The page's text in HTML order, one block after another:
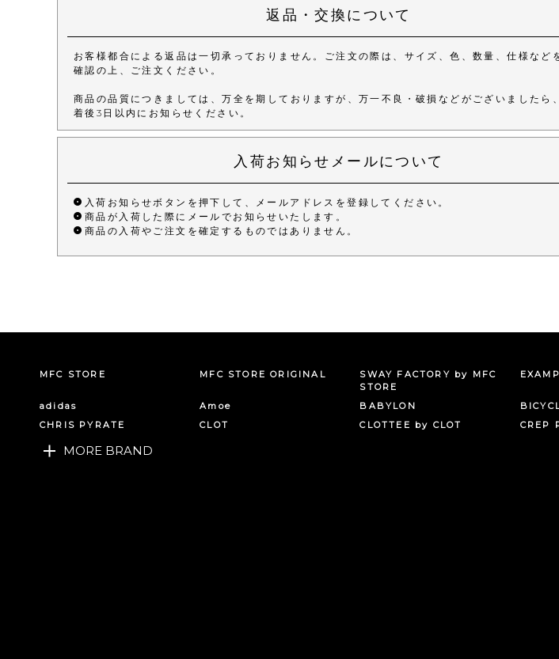
返品・交換について
お客様都合による返品は一切承っておりません。ご注文の際は、サイズ、色、数量、仕様など
確認の上、ご注文ください。
商品の品質につきましては、万全を期しておりますが、万一不良・破損などがございましたら
着後3日以内にお知らせください。
入荷お知らせメールについて
入荷お知らせボタンを押下して、メールアドレスを登録してください。
商品が入荷した際にメールでお知らせいたします。
商品の入荷やご注文を確定するものではありません。
MFC STORE MFC STORE ORIGINAL
SWAY FACTORY by MFC
STORE
adidas Amoe BABYLON
CHRIS PYRATE
CLOT CLOTTEE by CLOT CREP
MORE BRAND